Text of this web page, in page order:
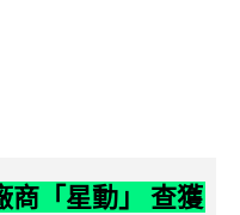
商「星動」 查獲